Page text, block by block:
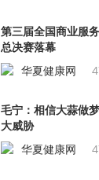
第三届全国商业服
总决赛落幕
华夏健康网
毛宁：相信大蒜做
大威胁
华夏健康网